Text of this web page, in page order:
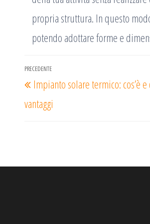
propria struttura. In questo
potendo adottare forme e
Navigazione
articoli
Articolo
precedente
PRECEDENTE
Impianto solare termico: cos’è
vantaggi